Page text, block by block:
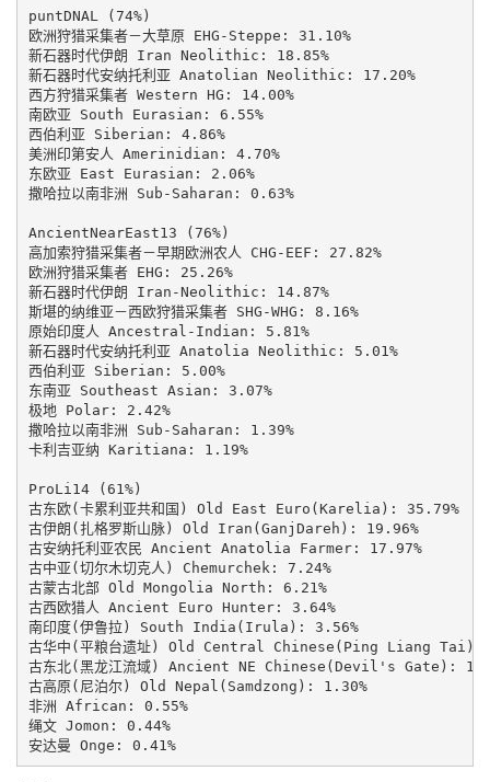
puntDNAL (74%)
欧洲狩猎采集者－大草原 EHG-Steppe: 31.10%
新石器时代伊朗 Iran Neolithic: 18.85%
新石器时代安纳托利亚 Anatolian Neolithic: 17.20%
西方狩猎采集者 Western HG: 14.00%
南欧亚 South Eurasian: 6.55%
西伯利亚 Siberian: 4.86%
美洲印第安人 Amerinidian: 4.70%
东欧亚 East Eurasian: 2.06%
撒哈拉以南非洲 Sub-Saharan: 0.63%
AncientNearEast13 (76%)
高加索狩猎采集者－早期欧洲农人 CHG-EEF: 27.82%
欧洲狩猎采集者 EHG: 25.26%
新石器时代伊朗 Iran-Neolithic: 14.87%
斯堪的纳维亚－西欧狩猎采集者 SHG-WHG: 8.16%
原始印度人 Ancestral-Indian: 5.81%
新石器时代安纳托利亚 Anatolia Neolithic: 5.01%
西伯利亚 Siberian: 5.00%
东南亚 Southeast Asian: 3.07%
极地 Polar: 2.42%
撒哈拉以南非洲 Sub-Saharan: 1.39%
卡利吉亚纳 Karitiana: 1.19%
ProLi14 (61%)
古东欧(卡累利亚共和国) Old East Euro(Karelia): 35.79%
古伊朗(扎格罗斯山脉) Old Iran(GanjDareh): 19.96%
古安纳托利亚农民 Ancient Anatolia Farmer: 17.97%
古中亚(切尔木切克人) Chemurchek: 7.24%
古蒙古北部 Old Mongolia North: 6.21%
古西欧猎人 Ancient Euro Hunter: 3.64%
南印度(伊鲁拉) South India(Irula): 3.56%
古华中(平粮台遗址) Old Central Chinese(Ping Liang Tai):
古东北(黑龙江流域) Ancient NE Chinese(Devil's Gate):
古高原(尼泊尔) Old Nepal(Samdzong): 1.30%
非洲 African: 0.55%
绳文 Jomon: 0.44%
安达曼 Onge: 0.41%